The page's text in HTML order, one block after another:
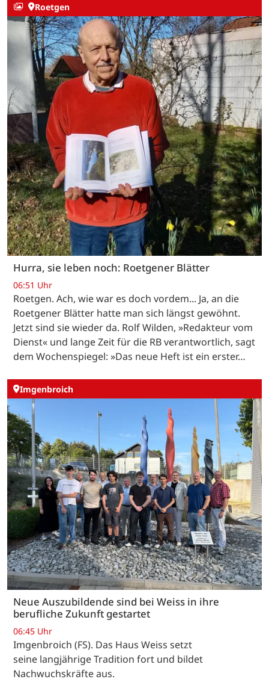
Roetgen
Hurra, sie leben noch: Roetgener Blätter
06:51 Uhr
Roetgen. Ach, wie war es doch vordem... Ja, an die
Roetgener Blätter hatte man sich längst gewöhnt.
Jetzt sind sie wieder da. Rolf Wilden, »Redakteur vom
Dienst« und lange Zeit für die RB verantwortlich, sagt
dem Wochenspiegel: »Das neue Heft ist ein erster…
Imgenbroich
Neue Auszubildende sind bei Weiss in ihre
berufliche Zukunft gestartet
06:45 Uhr
Imgenbroich (FS). Das Haus Weiss setzt
seine langjährige Tradition fort und bildet
Nachwuchskräfte aus.